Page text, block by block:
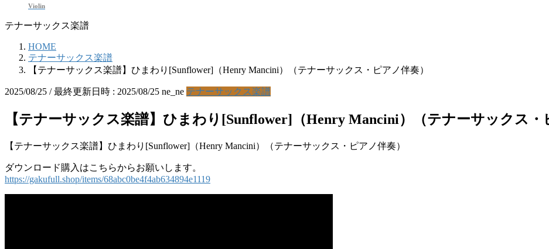
Violin
テナーサックス楽譜
HOME
テナーサックス楽譜
【テナーサックス楽譜】ひまわり[Sunflower]（Henry Mancini）（テナーサックス・ピアノ伴奏）
2025/08/25 / 最終更新日時 : 2025/08/25 ne_ne テナーサックス楽譜
【テナーサックス楽譜】ひまわり[Sunflower]（Henry Mancini）（テナーサックス・
【テナーサックス楽譜】ひまわり[Sunflower]（Henry Mancini）（テナーサックス・ピアノ伴奏）
ダウンロード購入はこちらからお願いします。
https://gakufull.shop/items/68abc0be4f4ab634894e1119